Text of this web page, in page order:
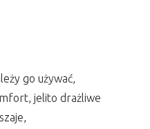
go używać,
jelito drażliwe